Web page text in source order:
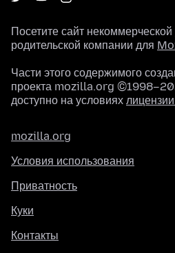
Посетите сайт некоммерческой
родительской компании для
Части этого содержимого
проекта mozilla.org
доступно на условиях
mozilla.org
Условия использования
Приватность
Куки
Контакты